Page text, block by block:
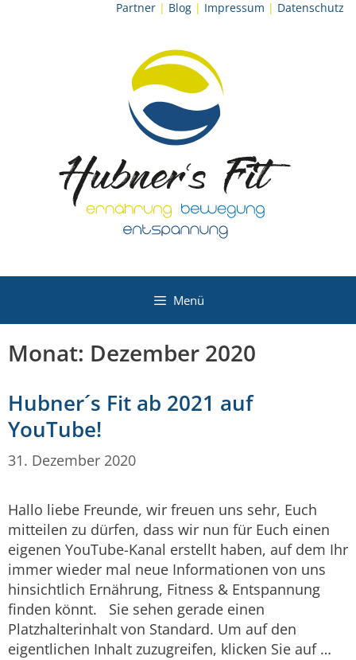
Partner | Blog | Impressum | Datenschutz
Menü
Monat: Dezember 2020
Hubner´s Fit ab 2021 auf
YouTube!
31. Dezember 2020
Hallo liebe Freunde, wir freuen uns sehr, Euch
mitteilen zu dürfen, dass wir nun für Euch einen
eigenen YouTube-Kanal erstellt haben, auf dem Ihr
immer wieder mal neue Informationen von uns
hinsichtlich Ernährung, Fitness & Entspannung
finden könnt. Sie sehen gerade einen
Platzhalterinhalt von Standard. Um auf den
eigentlichen Inhalt zuzugreifen, klicken Sie auf …